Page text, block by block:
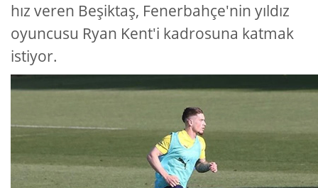
hız veren Beşiktaş, Fenerbahçe'nin yıldız
oyuncusu Ryan Kent'i kadrosuna katmak
istiyor.